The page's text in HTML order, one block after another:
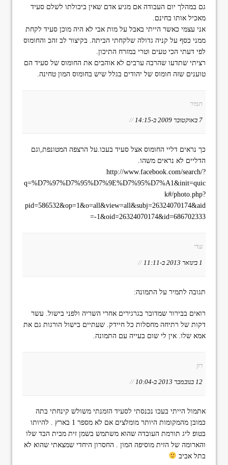
גם במהלך יום העבודה אם מגיע אדם שאין ביכולתו לשלם סעיד
מאכיל אותו בחינם.
אני עצמי כאשר הייתי באבל על מות אבי לא היה מוכן סעיד לקחת
ממני כסף על קניה גדולה שלקחתי הביתה. בקיצור לב זהב והחומוס
לפי דעתי הכי טעים וטרי במזרח התיכון.
רציתי שתדעו שהרבה ערבים לא אוהבים את החומוס של סעיד הם
טוענים שזה חומוס של יהודים בגלל שיש בחומוס המון טחינה.
תמיר
7 באוקטובר 2009 ב-14:15 //
כך נראים דליי החומוס אצל סעיד בעכו.על הרצפה המטונפת,וגם
הדליים לא נראים משהו.
http://www.facebook.com/search/?
q=%D7%97%D7%95%D7%9E%D7%95%D7%A1&init=quic
k#/photo.php?
pid=586532&op=1&o=all&view=all&subj=26324070174&aid
=-1&oid=26324070174&id=686702333
עדי
1 בינואר 2013 ב-11:11 //
תגובה לתמיר על התמונה:
רואים בבירור שמדובר בגרגירים אחרי השריה ולפני בישול. עשר
דקות של רתיחה מחסלות כל חיידק. שעתיים בישול הורגות גם את
אמא שלו. אין לי שום בעייה עם התמונה.
רון
12 בנובמבר 2013 ב-10:04 //
אתמול הייתי בעכו נכנסתי לסעיד הזמנתי משולש קינחתי בתה
כמובן מהמקומות היותר מומלצים אם לא מספר 1 בארץ . להיותו
בטופ ליג תורמת העובדה שהוא משתמש בשמן זית מבית הבד שלו
והארומה של הזית מוסיפה המון . החסרון היחדי שמצאתי שהוא לא
בתל אביב